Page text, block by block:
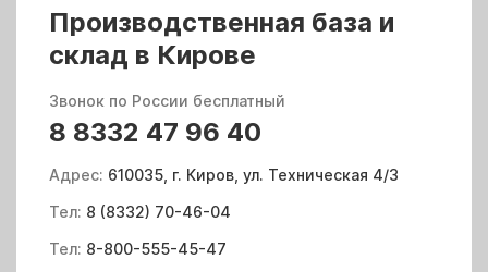
Производственная база и
склад в Кирове
Звонок по России бесплатный
8 8332 47 96 40
Адрес: 610035, г. Киров, ул. Техническая 4/3
Тел: 8 (8332) 70-46-04
Тел: 8-800-555-45-47